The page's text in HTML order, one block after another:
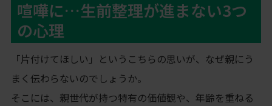
喧嘩に…生前整理が進まない3つ
の心理
「片付けてほしい」というこちらの思いが、なぜ親にう
まく伝わらないのでしょうか。
そこには、親世代が持つ特有の価値観や、年齢を重ねる